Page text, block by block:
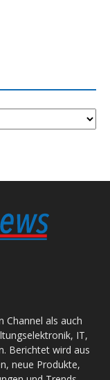
Channel als auch
IT,
Berichtet wird aus
neue Produkte,